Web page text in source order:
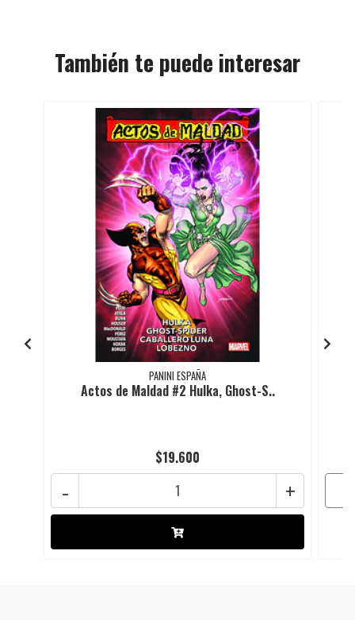
También te puede interesar
PANINI ESPAÑA
Actos de Maldad #2 Hulka, Ghost-S..
$19.600
+
-